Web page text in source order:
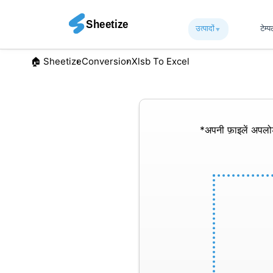
उत्पादों▾︎
🏠︎ SheetizeConversionXlsb To Excel
*अपनी फ़ाइलें